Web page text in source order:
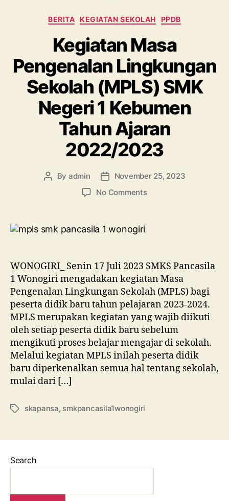
BERITA KEGIATAN SEKOLAH PPDB
Kegiatan Masa
Pengenalan Lingkungan
Sekolah (MPLS) SMK
Negeri 1 Kebumen
Tahun Ajaran
2022/2023
By admin
November 25, 2023
No Comments
WONOGIRI_ Senin 17 Juli 2023 SMKS Pancasila
1 Wonogiri mengadakan kegiatan Masa
Pengenalan Lingkungan Sekolah (MPLS) bagi
peserta didik baru tahun pelajaran 2023-2024.
MPLS merupakan kegiatan yang wajib diikuti
oleh setiap peserta didik baru sebelum
mengikuti proses belajar mengajar di sekolah.
Melalui kegiatan MPLS inilah peserta didik
baru diperkenalkan semua hal tentang sekolah,
mulai dari […]
skapansa, smkpancasila1wonogiri
Search